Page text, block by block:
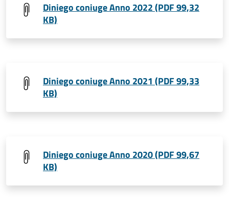
Diniego coniuge Anno 2022 (PDF 99,32
KB)
Diniego coniuge Anno 2021 (PDF 99,33
KB)
Diniego coniuge Anno 2020 (PDF 99,67
KB)